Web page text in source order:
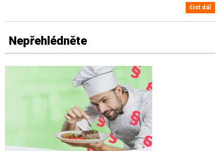
číst dál
Nepřehlédněte